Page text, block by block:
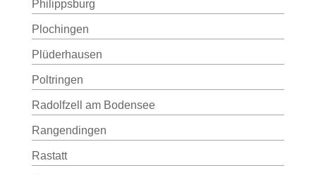
Philippsburg
Plochingen
Plüderhausen
Poltringen
Radolfzell am Bodensee
Rangendingen
Rastatt